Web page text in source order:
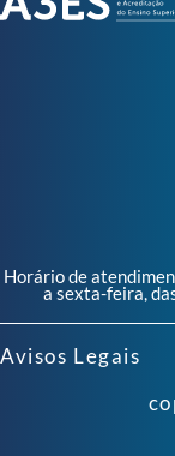
Horário de
a sexta-feira,
Avisos Legais